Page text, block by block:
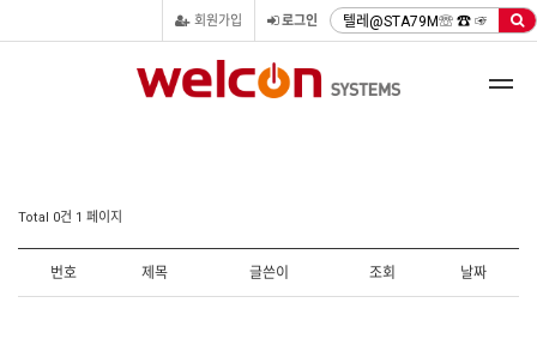
회원가입 로그인
Total 0건 1 페이지
번호 제목 글쓴이 조회 날짜